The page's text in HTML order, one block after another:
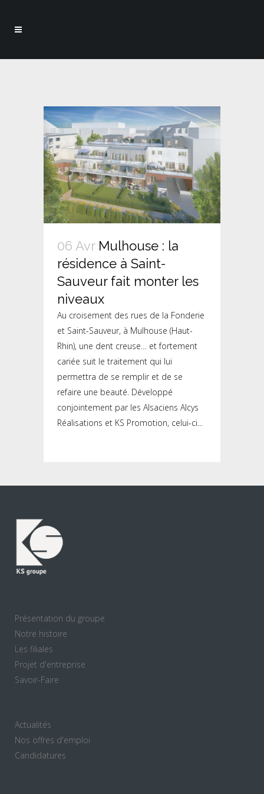
06 Avr Mulhouse : la
résidence à Saint-
Sauveur fait monter les
niveaux
Au croisement des rues de la Fonderie
et Saint-Sauveur, à Mulhouse (Haut-
Rhin), une dent creuse… et fortement
cariée suit le traitement qui lui
permettra de se remplir et de se
refaire une beauté. Développé
conjointement par les Alsaciens Alcys
Réalisations et KS Promotion, celui-ci...
Présentation du groupe
Notre histoire
Les filiales
Projet d'entreprise
Savoir-Faire
Actualités
Nos offres d'emploi
Candidatures